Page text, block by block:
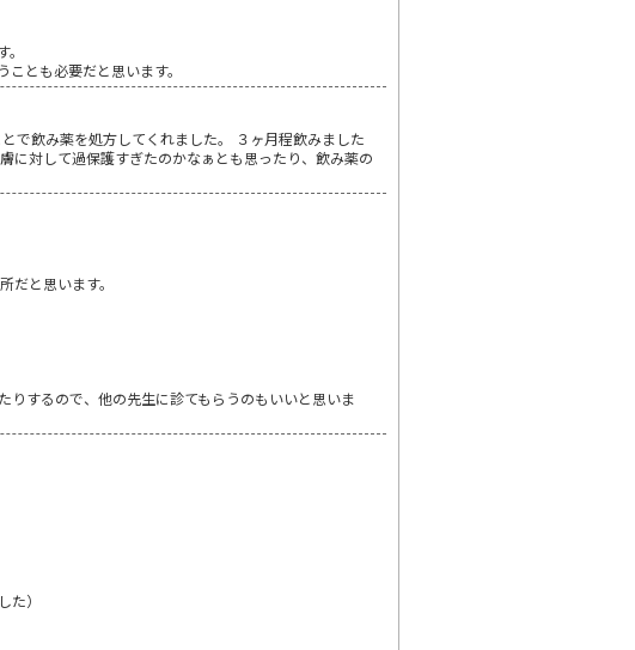
とも必要だと思います。
で飲み薬を処方してくれました。 ３ヶ月程飲みました
に対して過保護すぎたのかなぁとも思ったり、飲み薬の
と思います。
するので、他の先生に診てもらうのもいいと思いま
）